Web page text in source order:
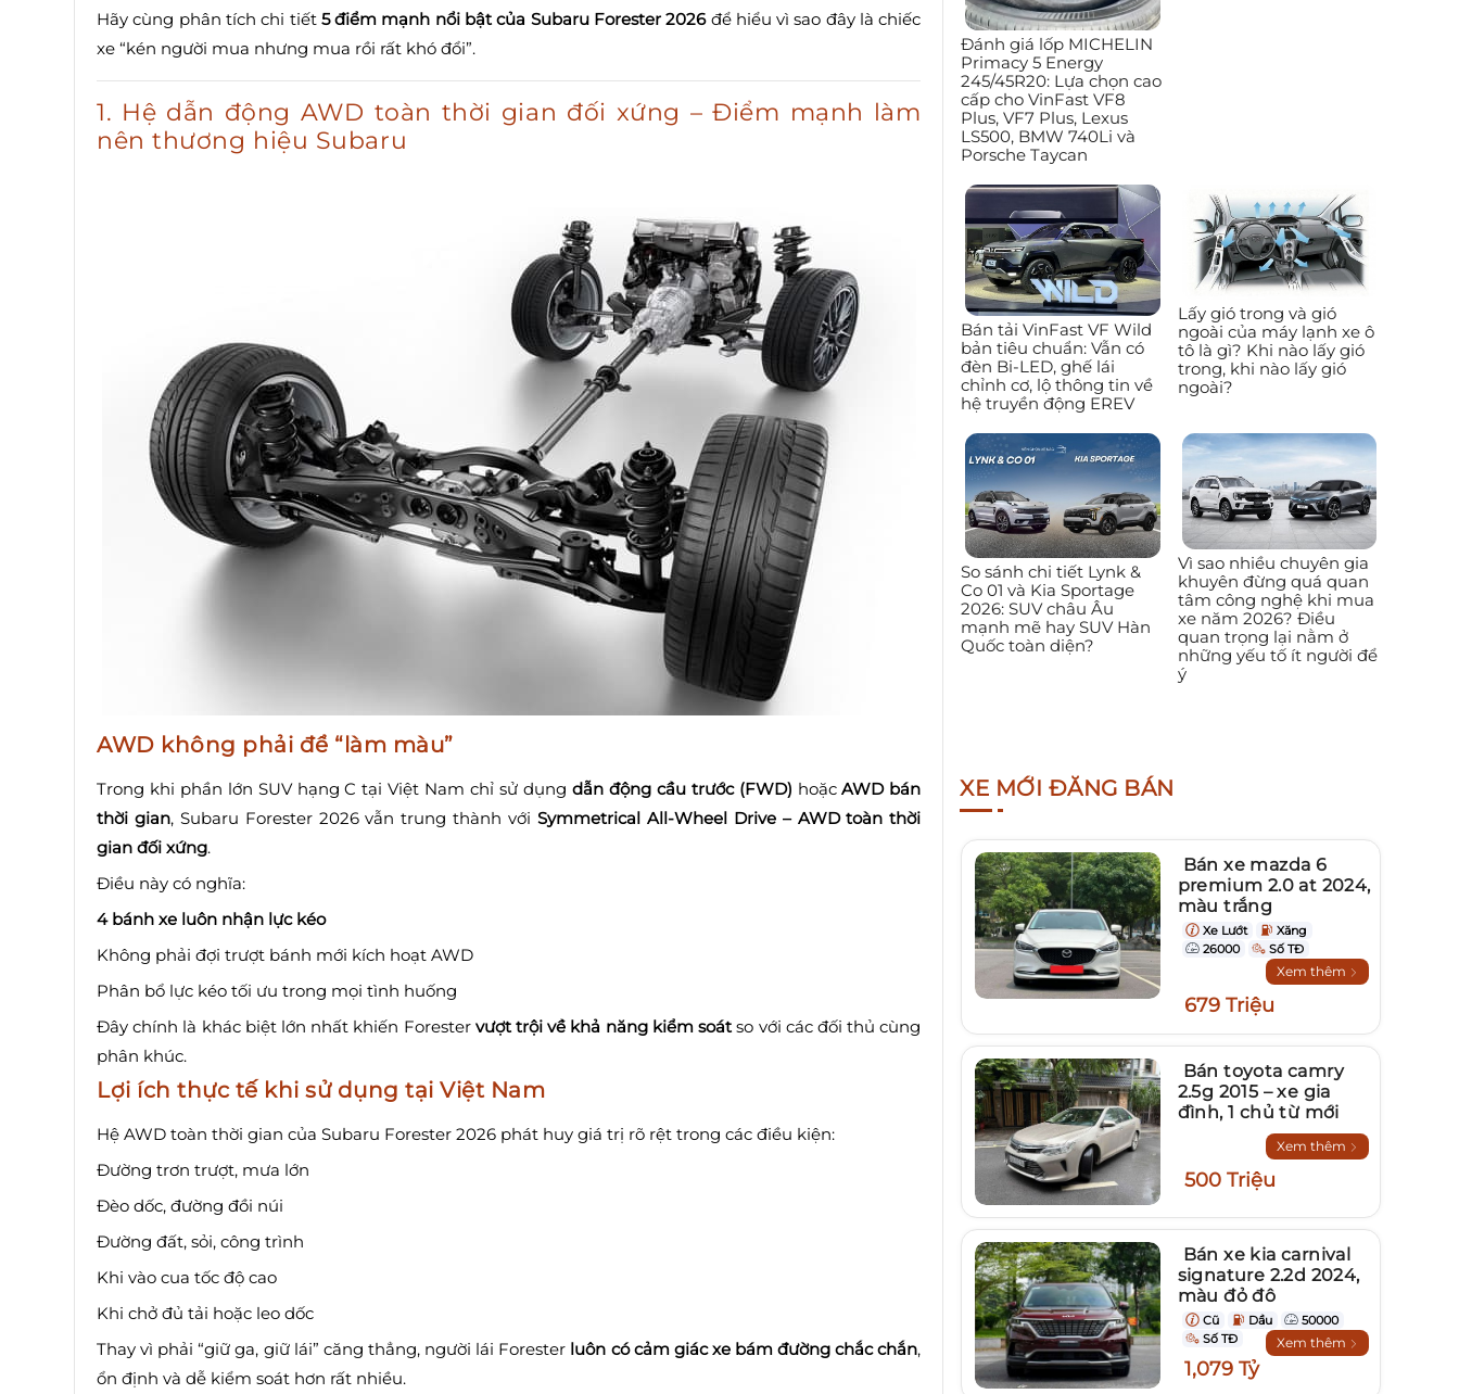
Hãy cùng phân tích chi tiết 5 điểm mạnh nổi bật của Subaru Forester 2026để hiểu vì sao đây là chiếc
xe “kén người mua nhưng mua rồi rất khó đổi”.
1. Hệ dẫn động AWD toàn thời gian đối xứng – Điểm mạnh làm
nên thương hiệu Subaru
AWD không phải để “làm màu”
Trong khi phần lớn SUV hạng C tại Việt Nam chỉ sử dụng dẫn động cầu trước (FWD) hoặcAWD bán
thời gian, Subaru Forester 2026 vẫn trung thành với Symmetrical All-Wheel Drive – AWD toàn thời
gian đối xứng.
Điều này có nghĩa:
4 bánh xe luôn nhận lực kéo
Không phải đợi trượt bánh mới kích hoạt AWD
Phân bổ lực kéo tối ưu trong mọi tình huống
Đây chính là khác biệt lớn nhất khiến Forester vượt trội về khả năng kiểm soátso với các đối thủ cùng
phân khúc.
Lợi ích thực tế khi sử dụng tại Việt Nam
Hệ AWD toàn thời gian của Subaru Forester 2026 phát huy giá trị rõ rệt trong các điều kiện:
Đường trơn trượt, mưa lớn
Đèo dốc, đường đồi núi
Đường đất, sỏi, công trình
Khi vào cua tốc độ cao
Khi chở đủ tải hoặc leo dốc
Thay vì phải “giữ ga, giữ lái” căng thẳng, người lái Forester luôn có cảm giác xe bám đường chắc chắn,
ổn định và dễ kiểm soát hơn rất nhiều.
Đánh giá lốp MICHELIN
Primacy 5 Energy
245/45R20: Lựa chọn cao
cấp cho VinFast VF8
Plus, VF7 Plus, Lexus
LS500, BMW 740Li và
Porsche Taycan
Bán tải VinFast VF Wild
bản tiêu chuẩn: Vẫn có
đèn Bi-LED, ghế lái
chỉnh cơ, lộ thông tin về
hệ truyền động EREV
Lấy gió trong và gió
ngoài của máy lạnh xe ô
tô là gì? Khi nào lấy gió
trong, khi nào lấy gió
ngoài?
So sánh chi tiết Lynk &
Co 01 và Kia Sportage
2026: SUV châu Âu
mạnh mẽ hay SUV Hàn
Quốc toàn diện?
Vì sao nhiều chuyên gia
khuyên đừng quá quan
tâm công nghệ khi mua
xe năm 2026? Điều
quan trọng lại nằm ở
những yếu tố ít người để
ý
XE MỚI ĐĂNG BÁN
Bán xe mazda 6
premium 2.0 at 2024,
màu trắng
Xe Lướt
Xăng
26000
Số TĐ
Xem thêm
679 Triệu
Bán toyota camry
2.5g 2015 – xe gia
đình, 1 chủ từ mới
Xem thêm
500 Triệu
Bán xe kia carnival
signature 2.2d 2024,
màu đỏ đô
Cũ Dầu
50000
Số TĐ
Xem thêm
1,079 Tỷ